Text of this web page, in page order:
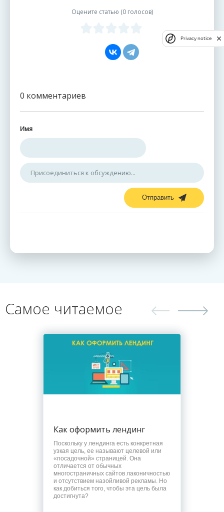
Оцените статью (0 голосов)
0 комментариев
Имя
Отправить
Самое читаемое
Как оформить лендинг
Поскольку у лендинга есть конкретная
узкая цель, ее называют целевой или
«посадочной» страницей. Она
отличается от обычных
многостраничных сайтов лаконичностью
и отсутствием назойливой рекламы. Но
как добиться того, чтобы эта цель была
достигнута?
Privacy notice